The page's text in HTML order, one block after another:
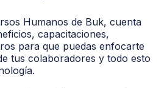
Humanos de Buk, cuenta
capacitaciones,
para que puedas enfocarte
tus colaboradores y todo esto